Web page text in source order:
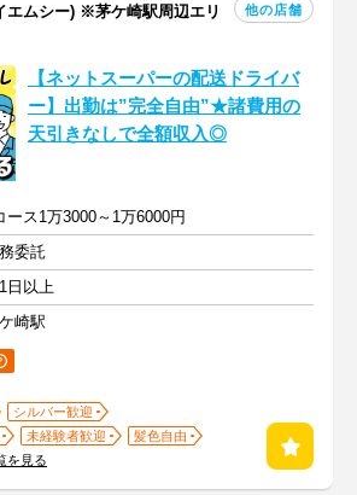
エムシー) ※茅ケ崎駅周辺エリ
他の店舗
【ネットスーパーの配送ドライバ
ー】出勤は”完全自由”★諸費用の
天引きなしで全額収入◎
ース1万3000～1万6000円
委託
日以上
崎駅
シルバー歓迎
未経験者歓迎
髪色自由
を見る